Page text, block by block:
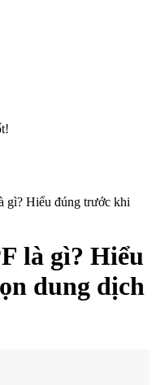
gì? Hiểu đúng trước khi
là gì? Hiểu
dung dịch